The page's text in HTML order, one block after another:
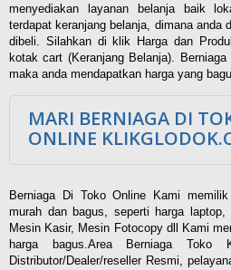
menyediakan layanan belanja baik
terdapat keranjang belanja, dimana anda
dibeli. Silahkan di klik Harga dan
kotak cart (Keranjang Belanja).
maka anda mendapatkan harga yang
MARI BERNIAGA DI
ONLINE
Berniaga Di Toko Online Kami
murah dan bagus, seperti harga laptop,
Mesin Kasir, Mesin Fotocopy dll Kami
harga bagus.Area Berniaga Toko
Distributor/Dealer/reseller Resmi,